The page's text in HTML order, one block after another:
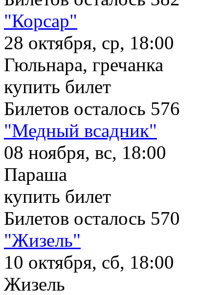
"Корсар"
28 октября, ср, 18:00
Гюльнара, гречанка
купить билет
Билетов осталось 576
"Медный всадник"
08 ноября, вс, 18:00
Параша
купить билет
Билетов осталось 570
"Жизель"
10 октября, сб, 18:00
Жизель